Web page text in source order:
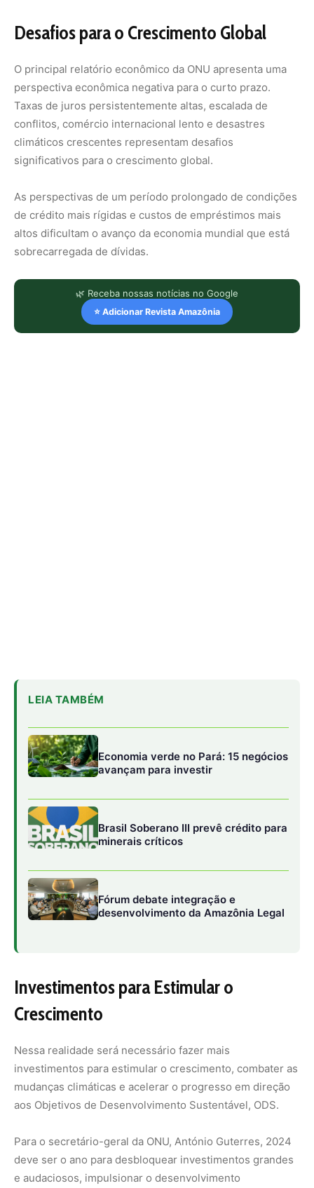
Desafios para o Crescimento Global
O principal relatório econômico da ONU apresenta uma
perspectiva econômica negativa para o curto prazo.
Taxas de juros persistentemente altas, escalada de
conflitos, comércio internacional lento e desastres
climáticos crescentes representam desafios
significativos para o crescimento global.
As perspectivas de um período prolongado de condições
de crédito mais rígidas e custos de empréstimos mais
altos dificultam o avanço da economia mundial que está
sobrecarregada de dívidas.
🌿 Receba nossas notícias no Google
⭐ Adicionar Revista Amazônia
Investimentos para Estimular o
Crescimento
Nessa realidade será necessário fazer mais
investimentos para estimular o crescimento, combater as
aos Objetivos de Desenvolvimento Sustentável, ODS.
Para o secretário-geral da ONU, António Guterres, 2024
e audaciosos, impulsionar o desenvolvimento
em um caminho de crescimento mais forte. Ele
acrescenta que o financiamento anual para o avanço das
ODS deve ser de pelo menos US$ 500 bilhões.